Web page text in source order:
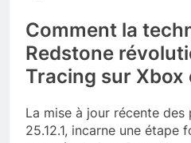
Comment la
Redstone
Tracing sur Xbox
La mise à jour récente
25.12.1, incarne une étape